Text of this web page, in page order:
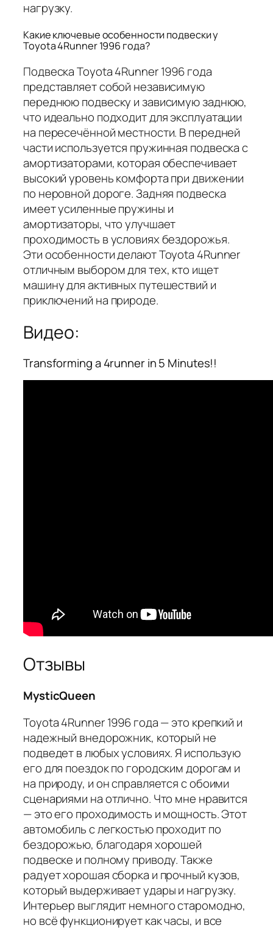
нагрузку.
Какие ключевые особенности подвески у
Toyota 4Runner 1996 года?
Подвеска Toyota 4Runner 1996 года
представляет собой независимую
переднюю подвеску и зависимую заднюю,
что идеально подходит для эксплуатации
на пересечённой местности. В передней
части используется пружинная подвеска с
амортизаторами, которая обеспечивает
высокий уровень комфорта при движении
по неровной дороге. Задняя подвеска
имеет усиленные пружины и
амортизаторы, что улучшает
проходимость в условиях бездорожья.
Эти особенности делают Toyota 4Runner
отличным выбором для тех, кто ищет
машину для активных путешествий и
приключений на природе.
Видео:
Transforming a 4runner in 5 Minutes!!
Отзывы
MysticQueen
Toyota 4Runner 1996 года — это крепкий и
надежный внедорожник, который не
подведет в любых условиях. Я использую
его для поездок по городским дорогам и
на природу, и он справляется с обоими
сценариями на отлично. Что мне нравится
— это его проходимость и мощность. Этот
автомобиль с легкостью проходит по
бездорожью, благодаря хорошей
подвеске и полному приводу. Также
радует хорошая сборка и прочный кузов,
который выдерживает удары и нагрузку.
Интерьер выглядит немного старомодно,
но всё функционирует как часы, и все